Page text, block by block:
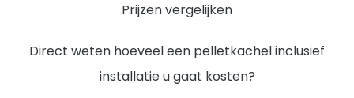
Prijzen vergelijken
Direct weten hoeveel een pelletkachel inclusief
installatie u gaat kosten?